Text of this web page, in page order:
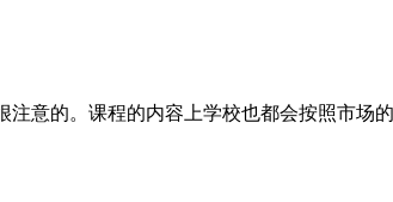
意的。课程的内容上学校也都会按照市场